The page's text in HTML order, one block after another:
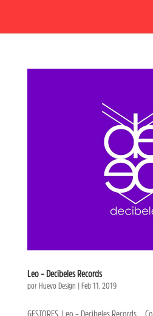
Leo – Decibeles Records
por Huevo Design | Feb 11, 2019
GESTORES Leo – Decibeles Records …